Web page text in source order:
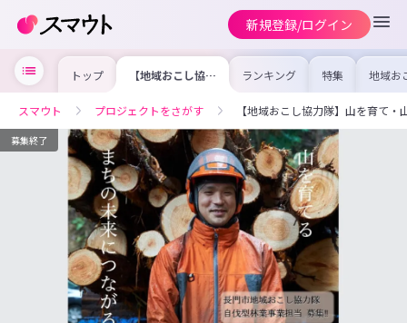
新規登録/ログイン
トップ 【地域おこし協力
隊】山を育て・山
型林業家を目指す
仲間を募集中！山
口県長門市
ランキング 特集 地域お
の求
を集め
事内容
を比較
合った
スマウト プロジェクトをさがす 【地域おこし協力隊】山を育て
募集終了